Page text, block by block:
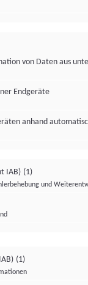
von Daten aus
Endgeräte
anhand
IAB) (1)
und
(1)